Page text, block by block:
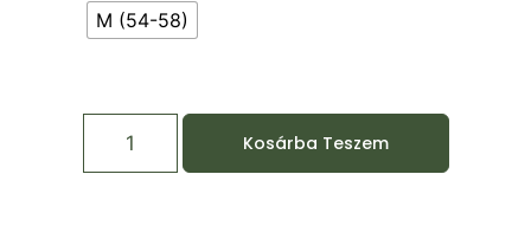
M (54-58)
Kosárba Teszem